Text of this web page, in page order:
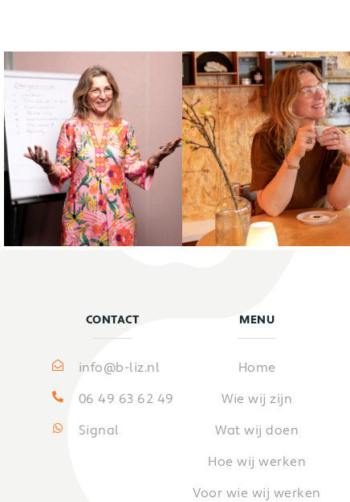
CONTACT
info@b-liz.nl
06 49 63 62 49
Signal
MENU
Home
Wie wij zijn
Wat wij doen
Hoe wij werken
Voor wie wij werken